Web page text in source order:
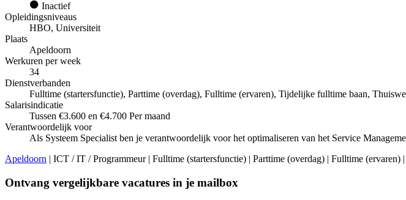
Inactief
Opleidingsniveaus
HBO, Universiteit
Plaats
Apeldoorn
Werkuren per week
34
Dienstverbanden
Fulltime (startersfunctie), Parttime (overdag), Fulltime (ervaren), Tijdelijke fulltime baan,
Salarisindicatie
Tussen €3.600 en €4.700 Per maand
Verantwoordelijk voor
Als Systeem Specialist ben je verantwoordelijk voor het optimaliseren van het Service
Apeldoorn | ICT / IT / Programmeur | Fulltime (startersfunctie) | Parttime (overdag) | Fulltime
Ontvang vergelijkbare vacatures in je mailbox